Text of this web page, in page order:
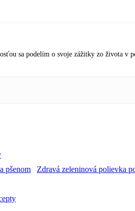
sa podelím o svoje zážitky zo života v
Zdravá zeleninová polievka